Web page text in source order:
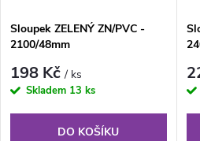
Sloupek ZELENÝ ZN/PVC -
2100/48mm
198 Kč/ ks
Skladem 13 ks
DO KOŠÍKU